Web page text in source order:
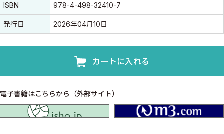
ISBN 978-4-498-32410-7
発行日 2026年04月10日
カートに入れる
電子書籍はこちらから（外部サイト）